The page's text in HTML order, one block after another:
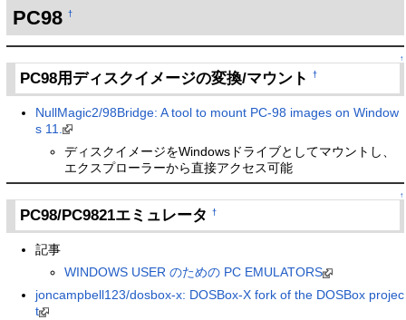
PC98 †
↑
PC98用ディスクイメージの変換/マウント†
NullMagic2/98Bridge: A tool to mount PC-98 images on Window
s 11.
ディスクイメージをWindowsドライブとしてマウントし、
エクスプローラーから直接アクセス可能
↑
PC98/PC9821エミュレータ†
記事
WINDOWS USER のための PC EMULATORS
joncampbell123/dosbox-x: DOSBox-X fork of the DOSBox projec
t